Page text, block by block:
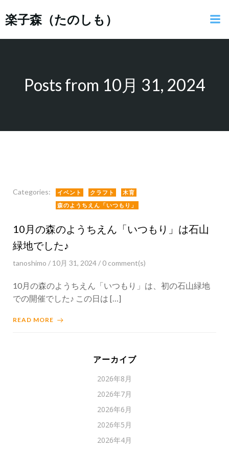
ン
ス
キ
楽子森（たのしも）
Posts from 10月 31, 2024
Categories: イベント クラフト
木育
森のようちえん「いつもり」
10月の森のようちえん「いつもり」は石山
緑地でした♪
tanoshimo / 10月 31, 2024/ 0 comment(s)
10月の森のようちえん「いつもり」は、初の石山緑地
での開催でした♪ この日は […]
READ MORE
アーカイブ
2026年8月
2026年7月
2026年6月
2026年5月
2026年4月